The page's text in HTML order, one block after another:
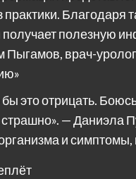
Благодаря
получает полезную
Пыгамов, врач-
это отрицать.
— Даниэла
и симптомы,